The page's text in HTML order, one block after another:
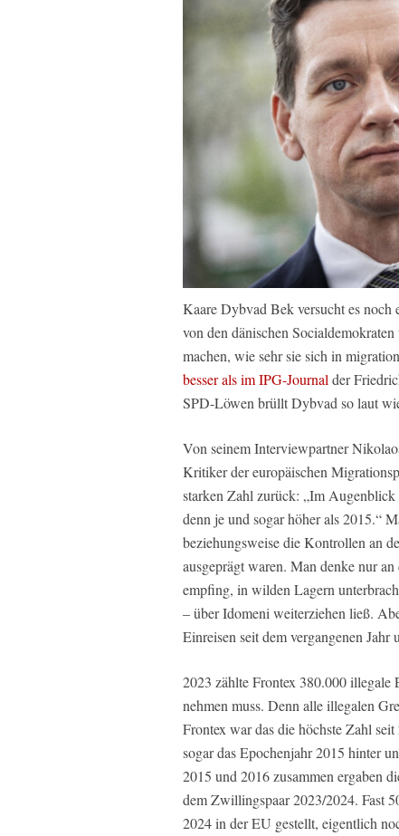
Kaare Dybvad Bek versucht es
von den dänischen
machen, wie sehr sie sich in
besser als im IPG-Journal der
SPD-Löwen brüllt Dybvad so laut
Von seinem Interviewpartner
Kritiker der europäischen
starken Zahl zurück: „Im
denn je und sogar höher als 2015.“
beziehungsweise die Kontrollen an
ausgeprägt waren. Man denke nur
empfing, in wilden Lagern
– über Idomeni weiterziehen ließ.
Einreisen seit dem vergangenen Jahr
2023 zählte Frontex 380.000 illegale
nehmen muss. Denn alle illegalen
Frontex war das die höchste Zahl
sogar das Epochenjahr 2015 hinter
2015 und 2016 zusammen ergaben
dem Zwillingspaar 2023/2024. Fast
2024 in der EU gestellt, eigentlich